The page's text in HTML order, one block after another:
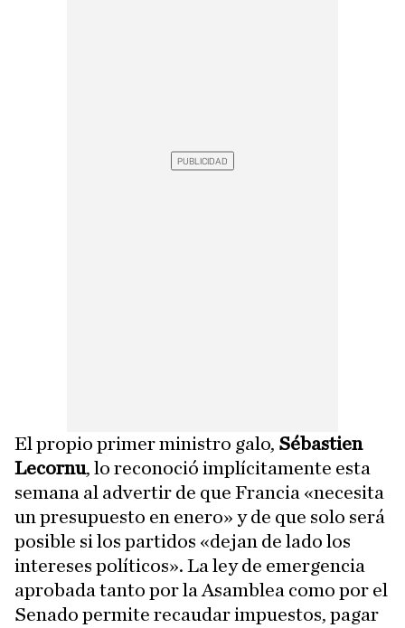
El propio primer ministro galo, Sébastien
Lecornu, lo reconoció implícitamente esta
semana al advertir de que Francia «necesita
un presupuesto en enero» y de que solo será
posible si los partidos «dejan de lado los
intereses políticos». La ley de emergencia
aprobada tanto por la Asamblea como por el
Senado permite recaudar impuestos, pagar